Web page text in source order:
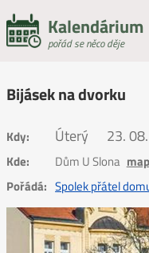
Kalendárium
pořád se něco děje
Bijásek na dvorku
Kdy: Úterý 23.
Kde: Dům U Slona
Pořádá: Spolek přátel